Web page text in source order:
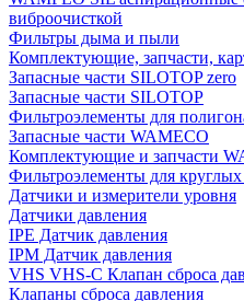
виброочисткой
Фильтры дыма и пыли
Комплектующие, запчасти,
Запасные части SILOTOP zero
Запасные части SILOTOP
Фильтроэлементы для
Запасные части WAMECO
Комплектующие и запчасти
Фильтроэлементы для
Датчики и измерители уровня
Датчики давления
IPE Датчик давления
IPM Датчик давления
VHS VHS-C Клапан сброса
Клапаны сброса давления